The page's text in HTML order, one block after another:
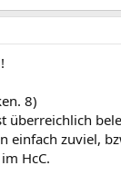
8)
überreichlich
einfach zuviel,
HcC.